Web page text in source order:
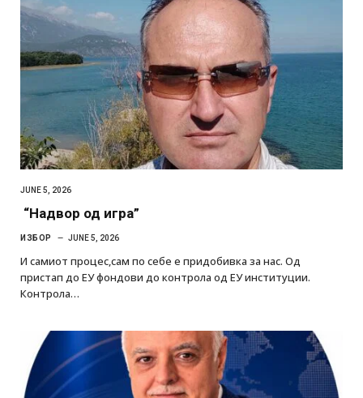
JUNE 5, 2026
“Надвор од игра”
ИЗБОР JUNE 5, 2026
И самиот процес,сам по себе е придобивка за нас. Од
пристап до ЕУ фондови до контрола од ЕУ институции.
Контрола…